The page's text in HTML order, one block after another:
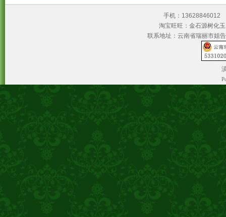
手机：
淘宝旺旺：金石源树
联系地址：云南省瑞丽市姐